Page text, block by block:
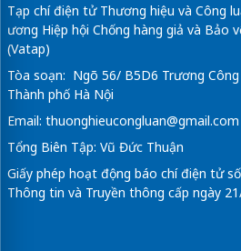
Tạp chí điện tử Thương hiệu và Công
ương Hiệp hội Chống hàng giả và Bảo
(Vatap)
Tòa soạn: Ngõ 56/ B5D6 Trương Công
Thành phố Hà Nội
Email: thuonghieucongluan@gmail.com
Tổng Biên Tập: Vũ Đức Thuận
Giấy phép hoạt động báo chí điện tử
Thông tin và Truyền thông cấp ngày